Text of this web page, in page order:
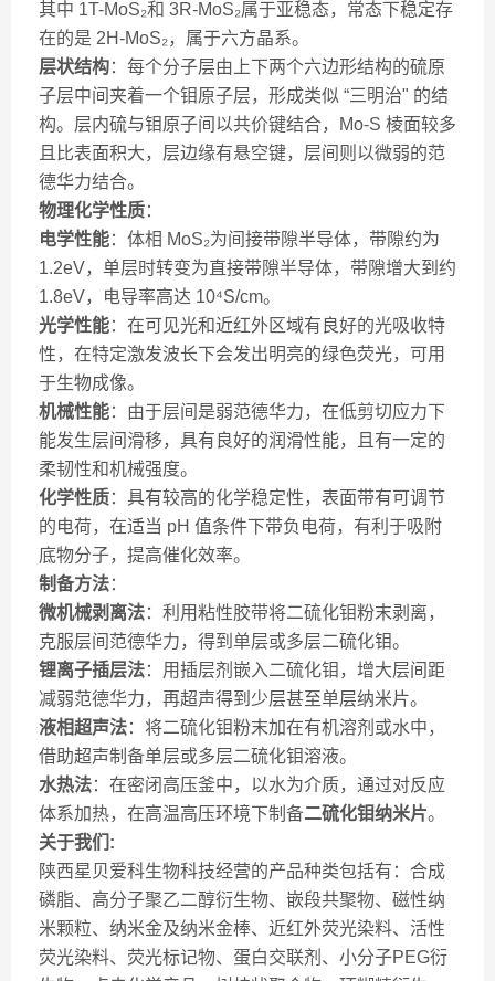
其中 1T-MoS₂和 3R-MoS₂属于亚稳态，常态下稳定存
在的是 2H-MoS₂，属于六方晶系。
层状结构：每个分子层由上下两个六边形结构的硫原
子层中间夹着一个钼原子层，形成类似 “三明治" 的结
构。层内硫与钼原子间以共价键结合，Mo-S 棱面较多
且比表面积大，层边缘有悬空键，层间则以微弱的范
德华力结合。
物理化学性质：
电学性能：体相 MoS₂为间接带隙半导体，带隙约为
1.2eV，单层时转变为直接带隙半导体，带隙增大到约
1.8eV，电导率高达 10⁴S/cm。
光学性能：在可见光和近红外区域有良好的光吸收特
性，在特定激发波长下会发出明亮的绿色荧光，可用
于生物成像。
机械性能：由于层间是弱范德华力，在低剪切应力下
能发生层间滑移，具有良好的润滑性能，且有一定的
柔韧性和机械强度。
化学性质：具有较高的化学稳定性，表面带有可调节
的电荷，在适当 pH 值条件下带负电荷，有利于吸附
底物分子，提高催化效率。
制备方法：
微机械剥离法：利用粘性胶带将二硫化钼粉末剥离，
克服层间范德华力，得到单层或多层二硫化钼。
锂离子插层法：用插层剂嵌入二硫化钼，增大层间距
减弱范德华力，再超声得到少层甚至单层纳米片。
液相超声法：将二硫化钼粉末加在有机溶剂或水中，
借助超声制备单层或多层二硫化钼溶液。
水热法：在密闭高压釜中，以水为介质，通过对反应
体系加热，在高温高压环境下制备二硫化钼纳米片。
关于我们:
陕西星贝爱科生物科技经营的产品种类包括有：合成
磷脂、高分子聚乙二醇衍生物、嵌段共聚物、磁性纳
米颗粒、纳米金及纳米金棒、近红外荧光染料、活性
荧光染料、荧光标记物、蛋白交联剂、小分子PEG衍